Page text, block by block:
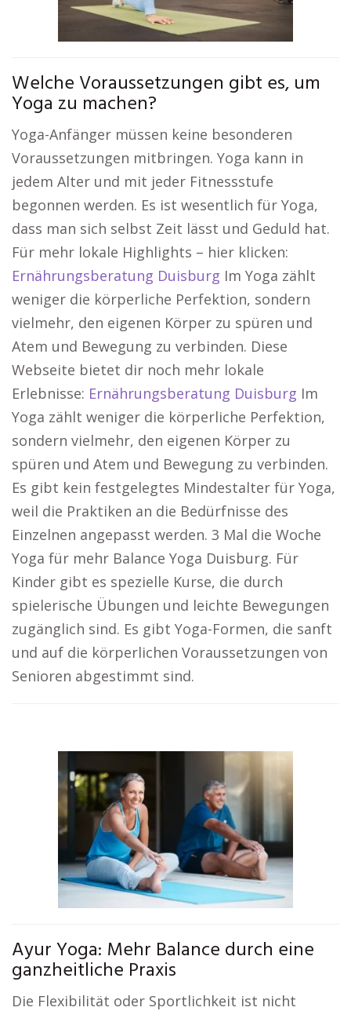
Welche Voraussetzungen gibt es, um
Yoga zu machen?
Yoga-Anfänger müssen keine besonderen
Voraussetzungen mitbringen. Yoga kann in
jedem Alter und mit jeder Fitnessstufe
begonnen werden. Es ist wesentlich für Yoga,
dass man sich selbst Zeit lässt und Geduld hat.
Für mehr lokale Highlights – hier klicken:
Ernährungsberatung Duisburg Im Yoga zählt
weniger die körperliche Perfektion, sondern
vielmehr, den eigenen Körper zu spüren und
Atem und Bewegung zu verbinden. Diese
Webseite bietet dir noch mehr lokale
Erlebnisse: Ernährungsberatung Duisburg Im
Yoga zählt weniger die körperliche Perfektion,
sondern vielmehr, den eigenen Körper zu
spüren und Atem und Bewegung zu verbinden.
Es gibt kein festgelegtes Mindestalter für Yoga,
weil die Praktiken an die Bedürfnisse des
Einzelnen angepasst werden. 3 Mal die Woche
Yoga für mehr Balance Yoga Duisburg. Für
Kinder gibt es spezielle Kurse, die durch
spielerische Übungen und leichte Bewegungen
zugänglich sind. Es gibt Yoga-Formen, die sanft
und auf die körperlichen Voraussetzungen von
Senioren abgestimmt sind.
Ayur Yoga: Mehr Balance durch eine
ganzheitliche Praxis
Die Flexibilität oder Sportlichkeit ist nicht